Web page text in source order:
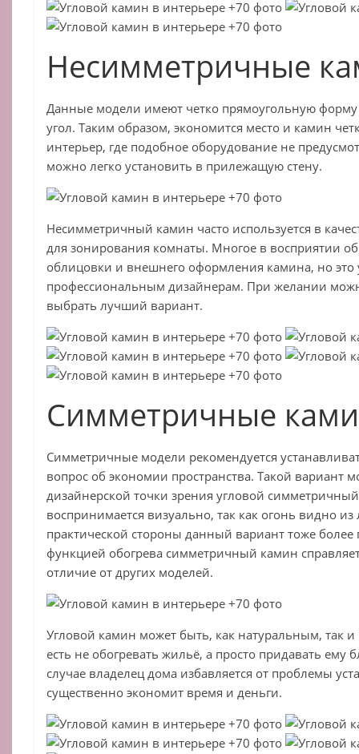
Несимметричные
Данные модели имеют четко прямоугольную
угол. Таким образом, экономится место и камин
интерьер, где подобное оборудование не
можно легко установить в прилежащую стену.
Несимметричный камин часто используется в
для зонирования комнаты. Многое в восприятии
облицовки и внешнего оформления камина, но это
профессиональным дизайнерам. При желании
выбрать лучший вариант.
Симметричные
Симметричные модели рекомендуется
вопрос об экономии пространства. Такой вариант
дизайнерской точки зрения угловой
воспринимается визуально, так как огонь видно
практической стороны данный вариант тоже более
функцией обогрева симметричный камин
отличие от других моделей.
Угловой камин может быть, как натуральным, так
есть не обогревать жильё, а просто придавать ему
случае владелец дома избавляется от проблемы
существенно экономит время и деньги.